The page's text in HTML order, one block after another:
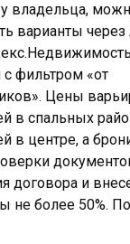
владельца,
варианты через
с фильтром «от
Цены
в спальных
в центре, а
договора и
не более 50%.